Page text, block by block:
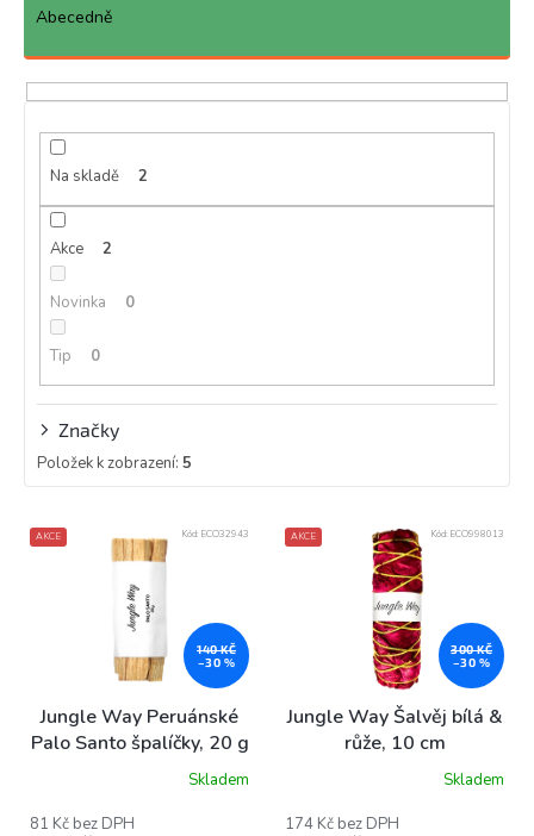
p
Abecedně
Na skladě 2
Akce 2
Novinka 0
Tip 0
Značky
Položek k zobrazení: 5
V
ý
d
u
t
AKCE
140 KČ
–30 %
Jungle Way Peruánské
Palo Santo špalíčky, 20 g
Skladem
81 Kč bez DPH
Kód: ECO32943 AKCE
300 KČ
–30 %
Jungle Way Šalvěj bílá &
růže, 10 cm
Skladem
174 Kč bez DPH
Kód: ECO998013